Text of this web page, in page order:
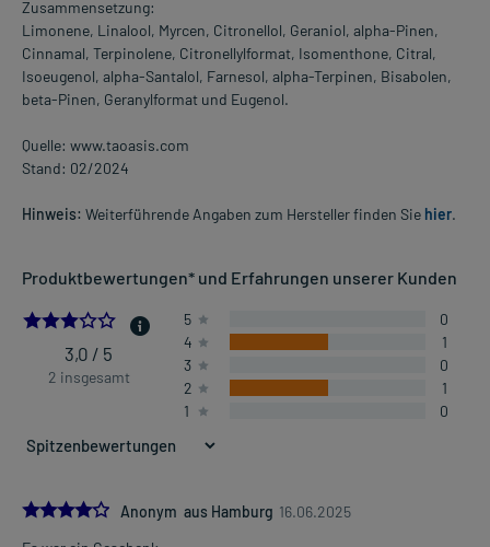
Zusammensetzung:
Limonene, Linalool, Myrcen, Citronellol, Geraniol, alpha-Pinen,
Cinnamal, Terpinolene, Citronellylformat, Isomenthone, Citral,
Isoeugenol, alpha-Santalol, Farnesol, alpha-Terpinen, Bisabolen,
beta-Pinen, Geranylformat und Eugenol.
Quelle: www.taoasis.com
Stand: 02/2024
Hinweis: Weiterführende Angaben zum Hersteller finden Sie hier.
Produktbewertungen* und Erfahrungen unserer Kunden
3.0
3,0 / 5
2 insgesamt
5
0
4
1
3
0
2
1
1
0
4.0Anonym aus Hamburg 16.06.2025